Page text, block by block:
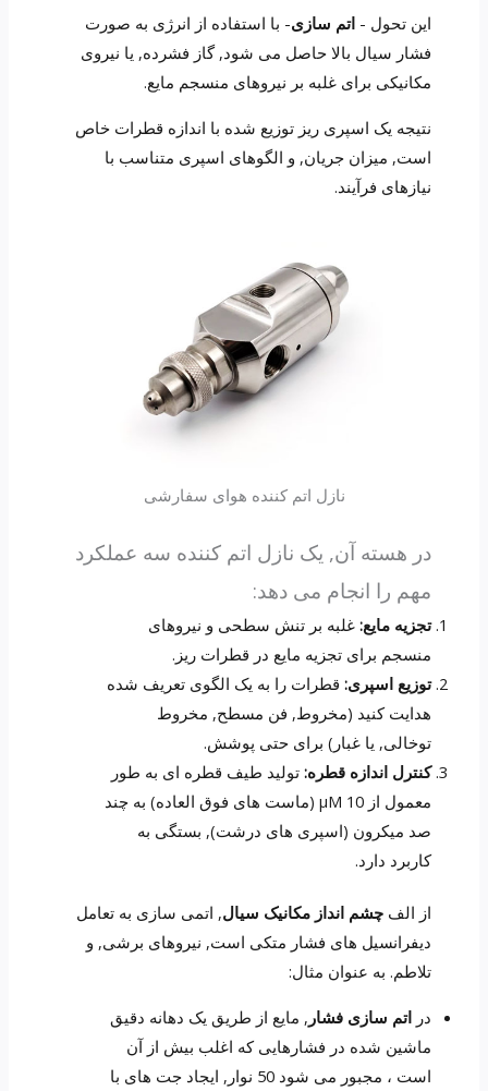
این تحول - اتم سازی- با استفاده از انرژی به صورت
فشار سیال بالا حاصل می شود, گاز فشرده, یا نیروی
مکانیکی برای غلبه بر نیروهای منسجم مایع.
نتیجه یک اسپری ریز توزیع شده با اندازه قطرات خاص
است, میزان جریان, و الگوهای اسپری متناسب با
نیازهای فرآیند.
نازل اتم کننده هوای سفارشی
در هسته آن, یک نازل اتم کننده سه عملکرد
مهم را انجام می دهد:
تجزیه مایع:غلبه بر تنش سطحی و نیروهای
منسجم برای تجزیه مایع در قطرات ریز.
توزیع اسپری:قطرات را به یک الگوی تعریف شده
هدایت کنید (مخروط, فن مسطح, مخروط
توخالی, یا غبار) برای حتی پوشش.
کنترل اندازه قطره:تولید طیف قطره ای به طور
معمول از 10 μM (ماست های فوق العاده) به چند
صد میکرون (اسپری های درشت), بستگی به
کاربرد دارد.
از الف چشم انداز مکانیک سیال, اتمی سازی به تعامل
دیفرانسیل های فشار متکی است, نیروهای برشی, و
تلاطم. به عنوان مثال:
در اتم سازی فشار , مایع از طریق یک دهانه دقیق
ماشین شده در فشارهایی که اغلب بیش از آن
است ، مجبور می شود 50 نوار, ایجاد جت های با